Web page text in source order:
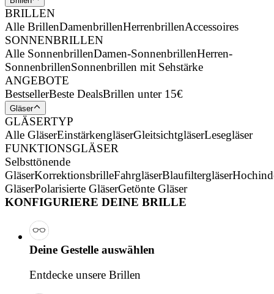
BRILLEN
Alle BrillenDamenbrillenHerrenbrillenAccessoires
SONNENBRILLEN
Alle SonnenbrillenDamen-SonnenbrillenHerren-
SonnenbrillenSonnenbrillen mit Sehstärke
ANGEBOTE
BestsellerBeste DealsBrillen unter 15€
Gläser
GLÄSERTYP
Alle GläserEinstärkengläserGleitsichtgläserLesegläser
FUNKTIONSGLÄSER
Selbsttönende
GläserKorrektionsbrilleFahrgläserBlaufiltergläser
GläserPolarisierte GläserGetönte Gläser
KONFIGURIERE DEINE BRILLE
Deine Gestelle auswählen
Entdecke unsere Brillen